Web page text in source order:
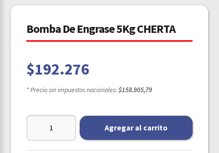
Bomba De Engrase 5Kg CHERTA
$192.276
* Precio sin impuestos nacionales:$158.905,79
Agregar al carrito